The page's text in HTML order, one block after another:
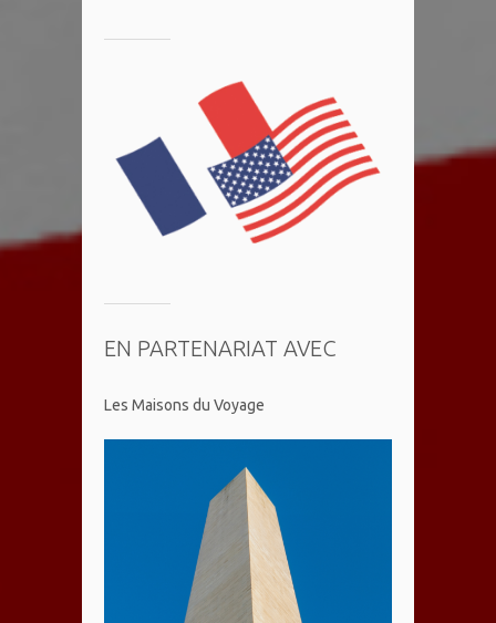
EN PARTENARIAT AVEC
Les Maisons du Voyage